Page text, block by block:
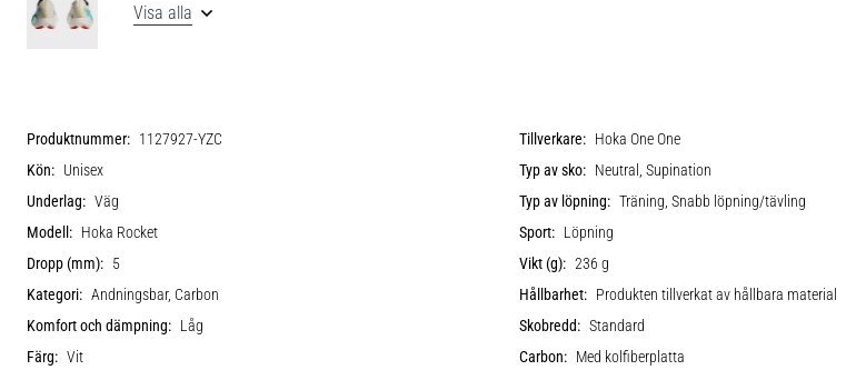
Visa alla
Produktnummer: 1127927-YZC Tillverkare: Hoka One One
Kön: Unisex Typ av sko: Neutral, Supination
Underlag: Väg Typ av löpning: Träning, Snabb löpning/tävling
Modell: Hoka Rocket Sport: Löpning
Dropp (mm): 5 Vikt (g): 236 g
Kategori: Andningsbar, Carbon Hållbarhet: Produkten tillverkat av hållbara material
Komfort och dämpning: Låg Skobredd: Standard
Färg: Vit Carbon: Med kolfiberplatta